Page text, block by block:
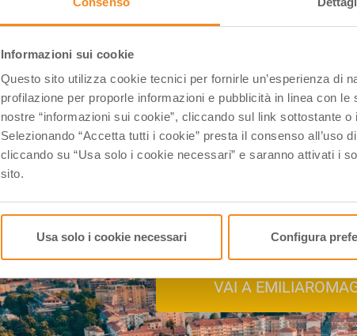
Informazioni sui cookie
Questo sito utilizza cookie tecnici per fornirle un’esperienza di
profilazione per proporle informazioni e pubblicità in linea con
nostre “informazioni sui cookie”, cliccando sul link sottostante
Selezionando “Accetta tutti i cookie” presta il consenso
cliccando su “Usa solo i cookie necessari” e saranno attivati i
sito.
Usa solo i cookie necessari Configura
Ogni primo del mese, una email con
Scopri gli eventi in
VAI A